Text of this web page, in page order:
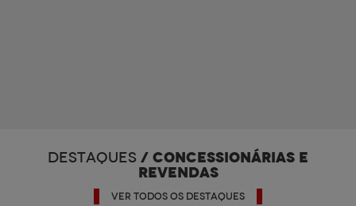
DESTAQUES / CONCESSIONÁRIAS E
REVENDAS
VER TODOS OS DESTAQUES